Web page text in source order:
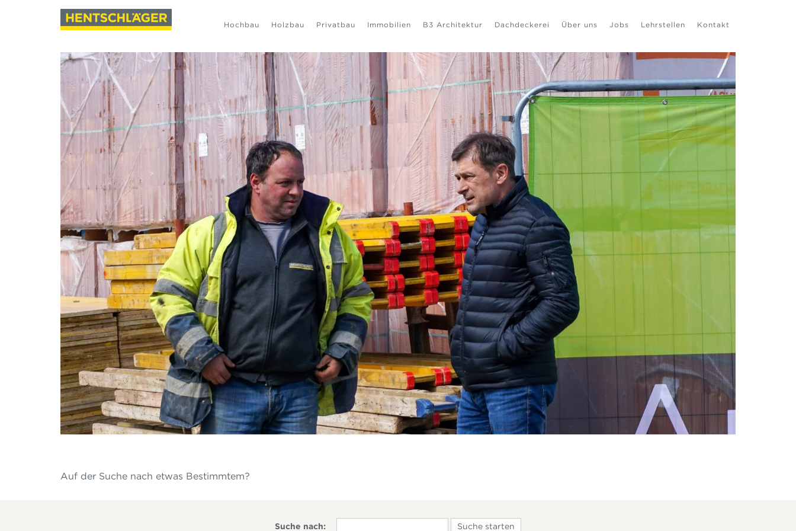
Hochbau Holzbau Privatbau Immobilien B3 Architektur Dachdeckerei Über uns Jobs Lehrstellen Kontakt
Auf der Suche nach etwas Bestimmtem?
Suche nach: